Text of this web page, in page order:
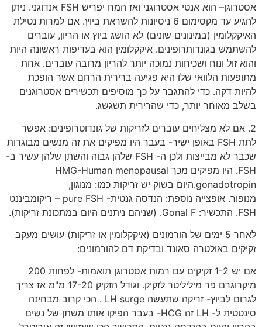
אסטרוגן– הוא אנטי אסטרוגני ואז המח יפריש FSH אנדוגני. ניתן
להגיע עד מקסימום 6 ניסיונות להשראת ביוץ. אם למרות נטילת
האיקקלומין (במינונים שונים) לא הושג ביוץ או הריון, עוברים
להשתמש בגונדותרופינים. איקקלומין הוא בעדיפות ראשונה היות
והוא זול ונוח ושכיחות נמוכה יותר להריון מרובה עוברים. אחת
מתופעות הלוואי שלו היא פגיעה ברירית הרחם אשר הופכת
להיות דקה. כדי להתגבר על כך מוסיפים תכשירים אסטרוגנים
בשלב מאוחר יותר, כדי שהרירית תשגשג.
2. אם לא מצליחים עוברים לזריקות של גונדוטרופינים: אפשר
לתת FSH באופן ישיר- בעבר היו מפיקים את זה מנשים מבוגרות
שכבר לא מבייצות ולכן ה- FSH שלהן גבוה והשתן שלהן עשיר ב-
FSH. היו מפיקים מכך HMG-Human menopausal
gonadotropin.היום בשוק יש זריקות כמו: מנוגון,
מנופור. אופצייה נוספת: הנדסה גנטית- pure FSH – ריקומביננט
FSH. התכשיר: Gonal F. (שניהם ניתנים היום במתכונת זריקות).
לאחר 5 ימים של הורמונים (איקקלומין או זריקות) עושים מעקב
זקיקים באולטרה סאונד ובדיקת דם להורמונים:
אם יש 1-2 זקיקים עם רמות אסטרוגן תואמות- לפחות 200
מיקרוגרם פר מיליליטר לזקיק. וגודל הזקיק 17-20 מ"מ אז צריך
לגרום לביוץ- זריקה שתעשה LH surge . הכי קרוב מבחינה
סינטטית ל- LH זה HCG- בעבר הפיקו אותו משתן של נשים